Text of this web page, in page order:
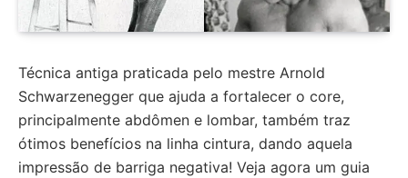
Técnica antiga praticada pelo mestre Arnold
Schwarzenegger que ajuda a fortalecer o core,
principalmente abdômen e lombar, também traz
ótimos benefícios na linha cintura, dando aquela
impressão de barriga negativa! Veja agora um guia